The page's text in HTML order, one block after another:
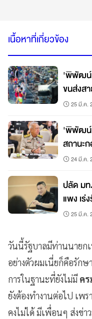
เนื้อหาที่เกี่ยวข้อง
'พิพัฒน์'
ขนส่งส
25 มี.ค.
'พิพัฒน์'
สถานะ
ละ 2.3
24 มี.ค.
ปลัด ม
แพง เร่
25 มี.ค.
วันนี้รัฐบาลมีท่านนายก
อย่างตัวผมเนี่ยก็คือรักษ
การในฐานะที่ยังไม่มี ค
ยังต้องทำงานต่อไป เพ
คงไม่ได้ มีเพื่อนๆ ส่งข่า